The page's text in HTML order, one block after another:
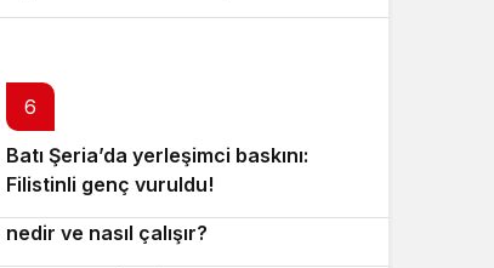
6
Batı Şeria’da yerleşimci baskını:
Filistinli genç vuruldu!
7
nedir ve nasıl çalışır?
B-21 Raider birlikleri için 39,9 milyon